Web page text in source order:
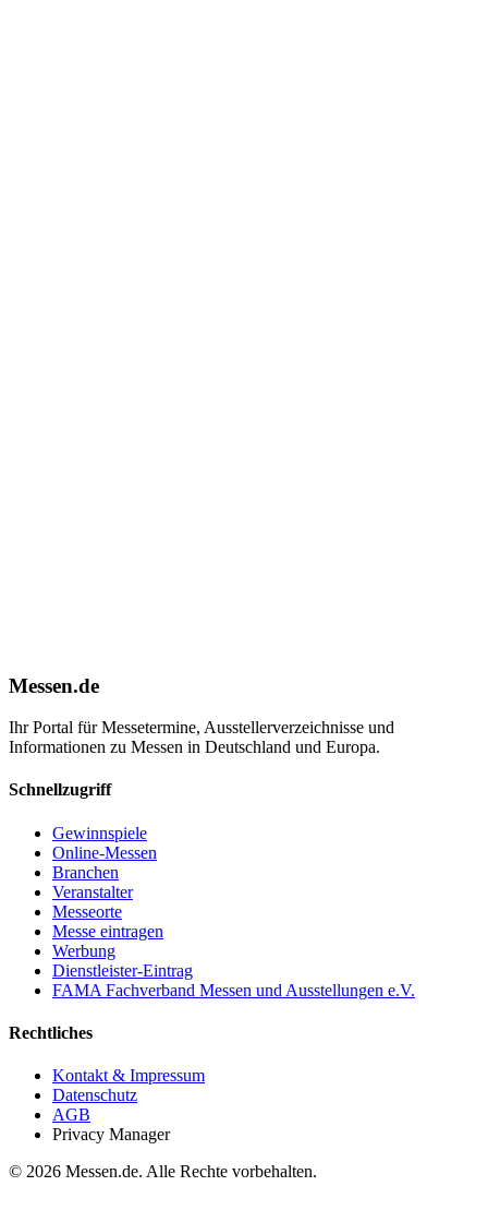
Messen.de
Ihr Portal für Messetermine, Ausstellerverzeichnisse und
Informationen zu Messen in Deutschland und Europa.
Schnellzugriff
Gewinnspiele
Online-Messen
Branchen
Veranstalter
Messeorte
Messe eintragen
Werbung
Dienstleister-Eintrag
FAMA Fachverband Messen und Ausstellungen e.V.
Rechtliches
Kontakt & Impressum
Datenschutz
AGB
Privacy Manager
© 2026 Messen.de. Alle Rechte vorbehalten.